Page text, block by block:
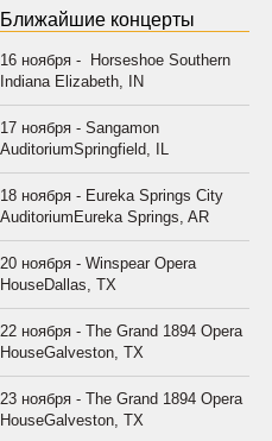
Ближайшие концерты
16 ноября - Horseshoe Southern
Indiana Elizabeth, IN
17 ноября - Sangamon
AuditoriumSpringfield, IL
18 ноября - Eureka Springs City
AuditoriumEureka Springs, AR
20 ноября - Winspear Opera
HouseDallas, TX
22 ноября - The Grand 1894 Opera
HouseGalveston, TX
23 ноября - The Grand 1894 Opera
HouseGalveston, TX